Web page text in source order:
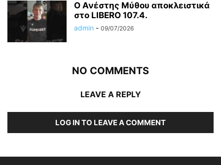
Ο Ανέστης Μύθου αποκλειστικά
στο LIBERO 107.4.
admin - 09/07/2026
NO COMMENTS
LEAVE A REPLY
LOG IN TO LEAVE A COMMENT